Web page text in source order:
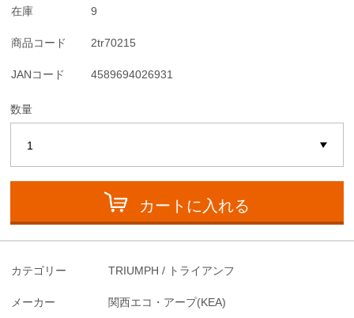
在庫 9
商品コード 2tr70215
JANコード 4589694026931
数量
カートに入れる
カテゴリー TRIUMPH / トライアンフ
メーカー 関西エコ・アープ(KEA)